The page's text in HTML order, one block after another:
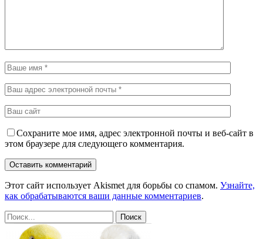
Сохраните мое имя, адрес электронной почты и веб-сайт в
этом браузере для следующего комментария.
Этот сайт использует Akismet для борьбы со спамом. Узнайте,
как обрабатываются ваши данные комментариев.